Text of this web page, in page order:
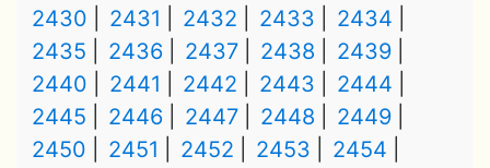
2430
2431 2432 2433
2434
2435
2436 2437 2438
2439
2440
2441 2442 2443
2444
2445
2446 2447 2448
2449
2450
2451 2452 2453
2454